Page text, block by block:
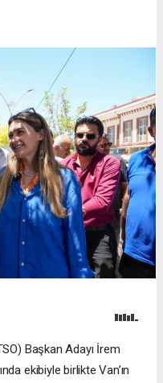
Başkan Adayı İrem
ekibiyle birlikte Van’ın